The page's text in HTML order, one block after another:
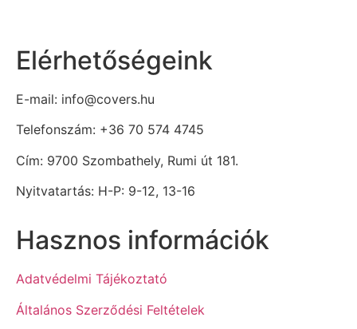
Elérhetőségeink
E-mail: info@covers.hu
Telefonszám: +36 70 574 4745
Cím: 9700 Szombathely, Rumi út 181.
Nyitvatartás: H-P: 9-12, 13-16
Hasznos információk
Adatvédelmi Tájékoztató
Általános Szerződési Feltételek